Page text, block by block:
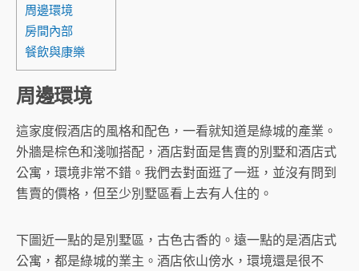
周邊環境
房間內部
餐飲與康樂
周邊環境
這家度假酒店的風格和配色，一看就知道是綠城的產業。
外牆是棕色和淺咖搭配，酒店對面是售賣的別墅和酒店式
公寓，環境非常不錯。我們去對面逛了一逛，並沒有問到
售賣的價格，但至少別墅區看上去有人住的。
下圖近一點的是別墅區，古色古香的。遠一點的是酒店式
公寓，都是綠城的業主。酒店依山傍水，環境還是很不